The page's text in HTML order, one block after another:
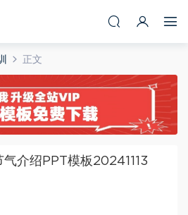
正文
介绍PPT模板20241113